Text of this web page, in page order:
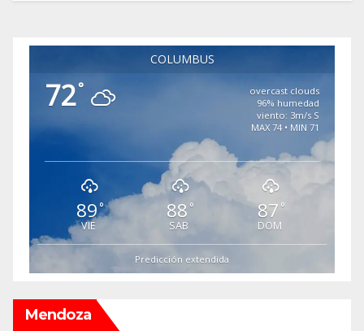
COLUMBUS
72°
overcast clouds
96% humedad
viento: 3m/s S
MAX 74 • MIN 71
89°
VIE
88 °
SAB
87 °
DOM
Predicción extendida
Mendoza